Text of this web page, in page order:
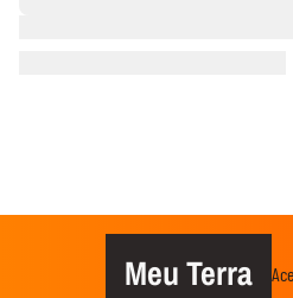
Meu Terra